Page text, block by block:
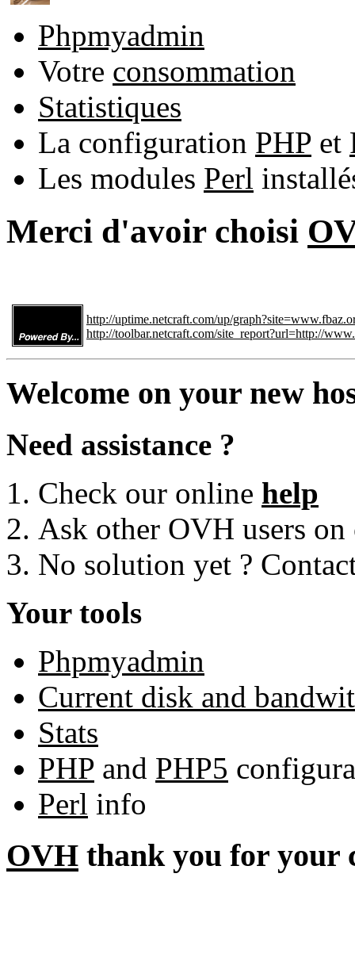
Phpmyadmin
Votre consommation
Statistiques
La configuration PHP et
Les modules Perl
Merci d'avoir choisi
http://uptime.netcraft.com/up/
http://toolbar.netcraft.com/site_report?url=http://
Welcome on your new
Need assistance ?
Check our online help
Ask other OVH users
No solution yet ?
Your tools
Phpmyadmin
Current disk and
Stats
PHP and PHP5
Perl info
OVH thank you for your